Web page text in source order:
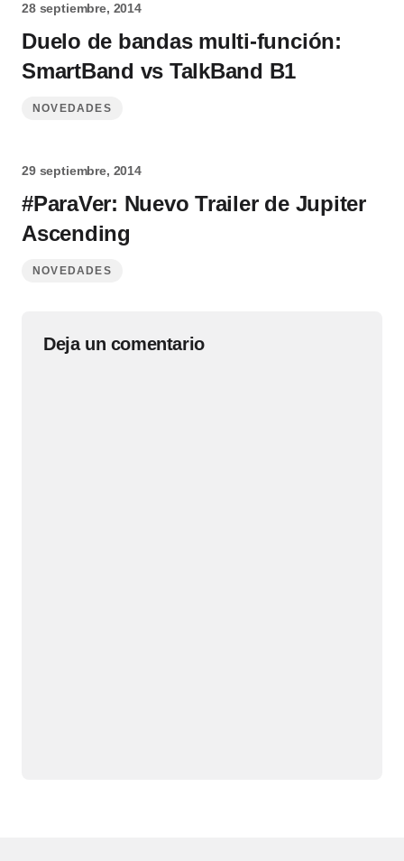
28 septiembre, 2014
Duelo de bandas multi-función:
SmartBand vs TalkBand B1
NOVEDADES
29 septiembre, 2014
#ParaVer: Nuevo Trailer de Jupiter
Ascending
NOVEDADES
Deja un comentario